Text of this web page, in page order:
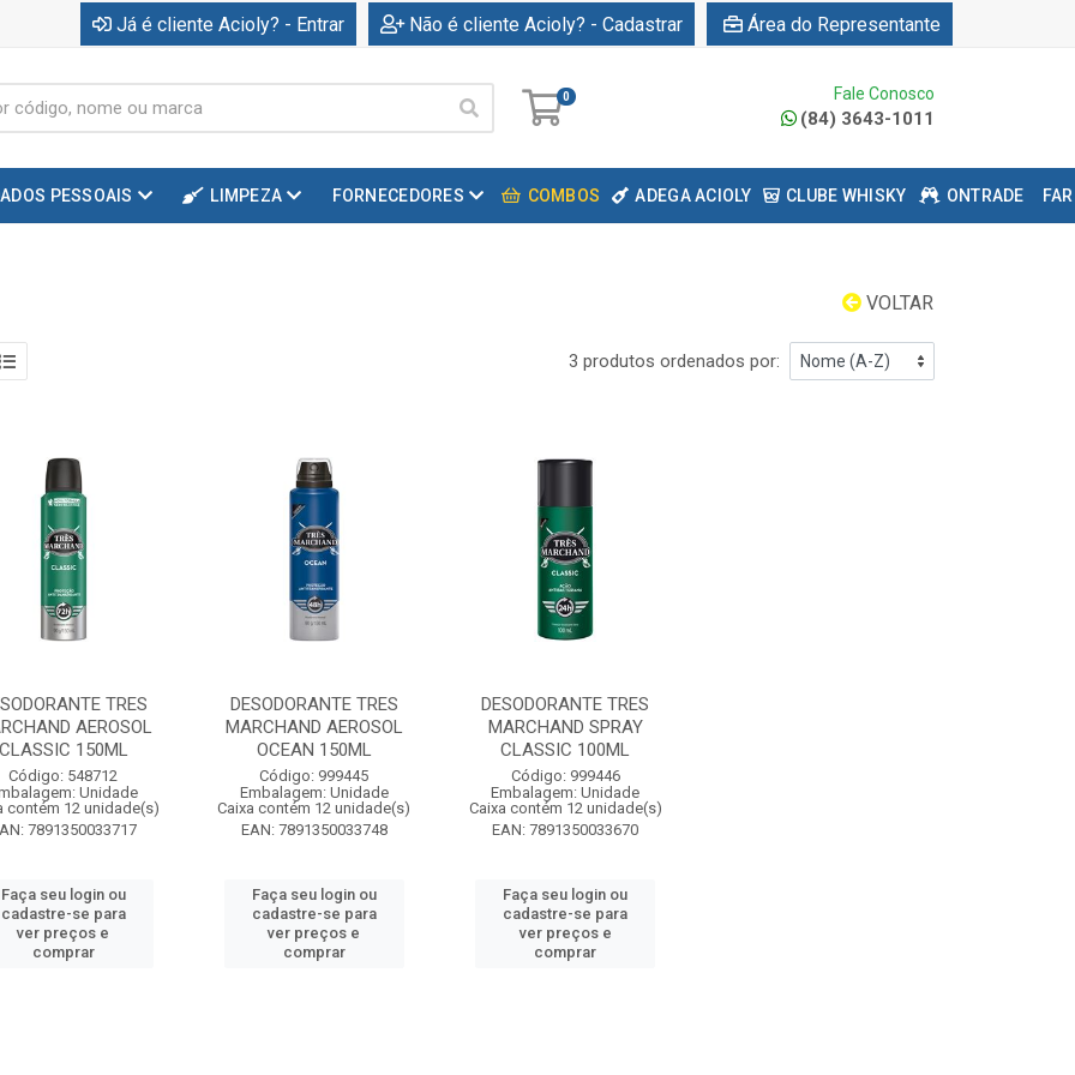
Já é cliente Acioly? - Entrar Não é cliente Acioly? - Cadastrar Área do Representante
0 Fale Conosco
(84) 3643-1011
PESSOAIS LIMPEZA FORNECEDORES COMBOS ADEGA ACIOLY CLUBE WHISKY ONTRADE
VOLTAR
3 produtos ordenados por:
TRES
AEROSOL
CLASSIC 150ML
Código: 548712
Unidade
contém 12 unidade(s)
7891350033717
Faça seu login ou
cadastre-se para
ver preços e
comprar
DESODORANTE TRES
MARCHAND AEROSOL
OCEAN 150ML
Código: 999445
Embalagem: Unidade
Caixa contém 12 unidade(s)
EAN: 7891350033748
Faça seu login ou
cadastre-se para
ver preços e
comprar
DESODORANTE TRES
MARCHAND SPRAY
CLASSIC 100ML
Código: 999446
Embalagem: Unidade
Caixa contém 12 unidade(s)
EAN: 7891350033670
Faça seu login ou
cadastre-se para
ver preços e
comprar